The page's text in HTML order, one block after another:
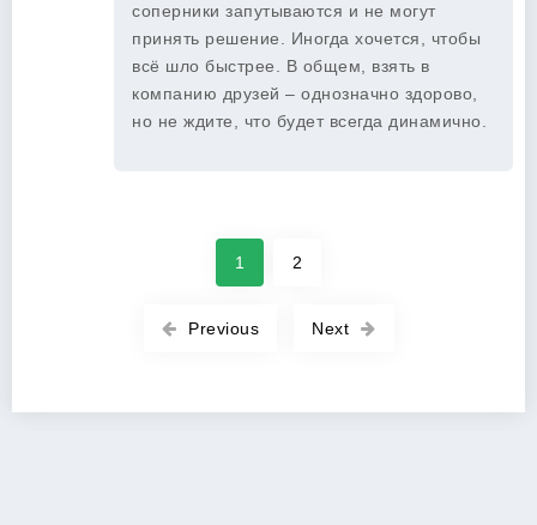
соперники запутываются и не могут
принять решение. Иногда хочется, чтобы
всё шло быстрее. В общем, взять в
компанию друзей – однозначно здорово,
но не ждите, что будет всегда динамично.
Previous
1 2
Next